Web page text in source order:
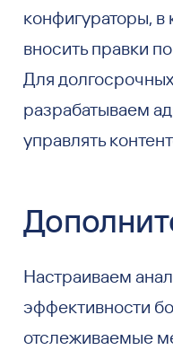
конфигураторы,
вносить правки
Для
разрабатываем
управлять
Настраиваем
эффективности
отслеживаемые